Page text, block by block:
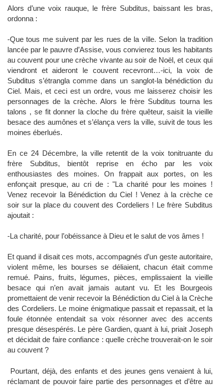
Alors d’une voix rauque, le frère Subditus, baissant les bras,
ordonna :
-Que tous me suivent par les rues de la ville. Selon la tradition
lancée par le pauvre d’Assise, vous convierez tous les habitants
au couvent pour une crèche vivante au soir de Noël, et ceux qui
viendront et aideront le couvent recevront…-ici, la voix de
Subditus s’étrangla comme dans un sanglot-la bénédiction du
Ciel. Mais, et ceci est un ordre, vous me laisserez choisir les
personnages de la crèche. Alors le frère Subditus tourna les
talons , se fit donner la cloche du frère quêteur, saisit la vieille
besace des aumônes et s’élança vers la ville, suivit de tous les
moines éberlués.
En ce 24 Décembre, la ville retentit de la voix tonitruante du
frère Subditus, bientôt reprise en écho par les voix
enthousiastes des moines. On frappait aux portes, on les
enfonçait presque, au cri de : "La charité pour les moines !
Venez recevoir la Bénédiction du Ciel ! Venez à la crèche ce
soir sur la place du couvent des Cordeliers ! Le frère Subditus
ajoutait :
-La charité, pour l’obéissance à Dieu et le salut de vos âmes !
Et quand il disait ces mots, accompagnés d’un geste autoritaire,
violent même, les bourses se déliaient, chacun était comme
remué. Pains, fruits, légumes, pièces, emplissaient la vieille
besace qui n’en avait jamais autant vu. Et les Bourgeois
promettaient de venir recevoir la Bénédiction du Ciel à la Crèche
des Cordeliers. Le moine énigmatique passait et repassait, et la
foule étonnée entendait sa voix résonner avec des accents
presque désespérés. Le père Gardien, quant à lui, priait Joseph
et décidait de faire confiance : quelle crèche trouverait-on le soir
au couvent ?
Pourtant, déjà, des enfants et des jeunes gens venaient à lui,
réclamant de pouvoir faire partie des personnages et d’être au